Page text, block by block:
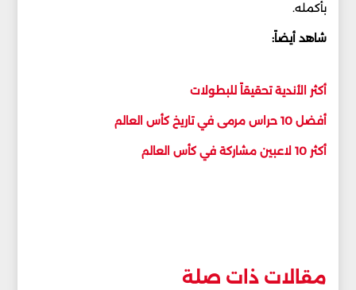
بأكمله.
شاهد أيضاً:
أكثر الأندية تحقيقاً للبطولات
أفضل 10 حراس مرمى في تاريخ كأس العالم
أكثر 10 لاعبين مشاركة في كأس العالم
مقالات ذات صلة